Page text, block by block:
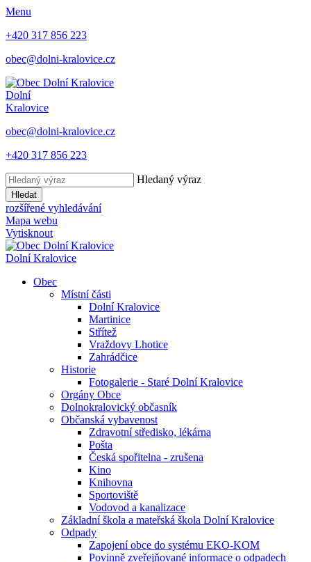
Menu
+420 317 856 223
obec@dolni-kralovice.cz
Dolní
Kralovice
obec@dolni-kralovice.cz
+420 317 856 223
Hledaný výraz
Hledat
rozšířené vyhledávání
Mapa webu
Vytisknout
Dolní Kralovice
Obec
Místní části
Dolní Kralovice
Martinice
Střítež
Vraždovy Lhotice
Zahrádčice
Historie
Fotogalerie - Staré Dolní Kralovice
Orgány Obce
Dolnokralovický občasník
Občanská vybavenost
Zdravotní středisko, lékárna
Pošta
Česká spořitelna - zrušena
Kino
Knihovna
Sportoviště
Vodovod a kanalizace
Základní škola a mateřská škola Dolní Kralovice
Odpady
Zapojení obce do systému EKO-KOM
Povinně zveřejňované informace o odpadech